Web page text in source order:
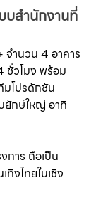
บสำนักงานที่
จำนวน 4 อาคาร
ชั่วโมง พร้อม
มโปรดักชัน
ยักษ์ใหญ่ อาทิ
การ ถือเป็น
งไทยในเชิง